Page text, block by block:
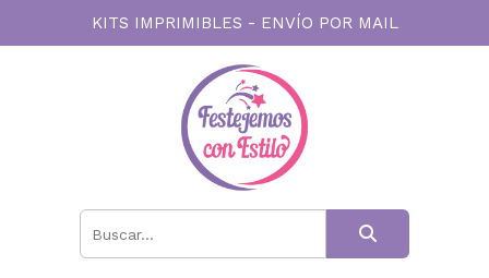
KITS IMPRIMIBLES - ENVÍO POR MAIL